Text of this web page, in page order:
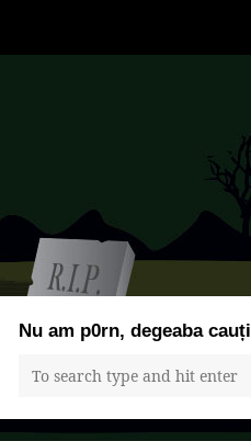
Nu am p0rn, degeaba cauți